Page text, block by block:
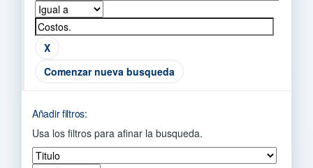
Comenzar nueva busqueda
Añadir filtros:
Usa los filtros para afinar la busqueda.